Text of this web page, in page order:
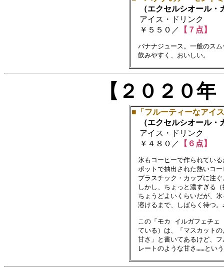
（エクセルシオール・
アイス・ドリンク
￥５５０／ 【７点】
バナナジュース。一般のス
【２０２０
■「フルーティーなアイ
（エクセルシオール・
アイス・ドリンク
￥４８０／ 【６点】
氷もコーヒーで作られている
ポットで抽出された熱いコ
プラスチック・カップに注ぐ
しかし、ちょっと濃すぎる（
ちょうどよいくらいだが、氷
溶けるまで、しばらく待つ。
この「モカ イルガフェチェ
ている）は、「マスカットの
甘さ」と書いてあるけど、フ